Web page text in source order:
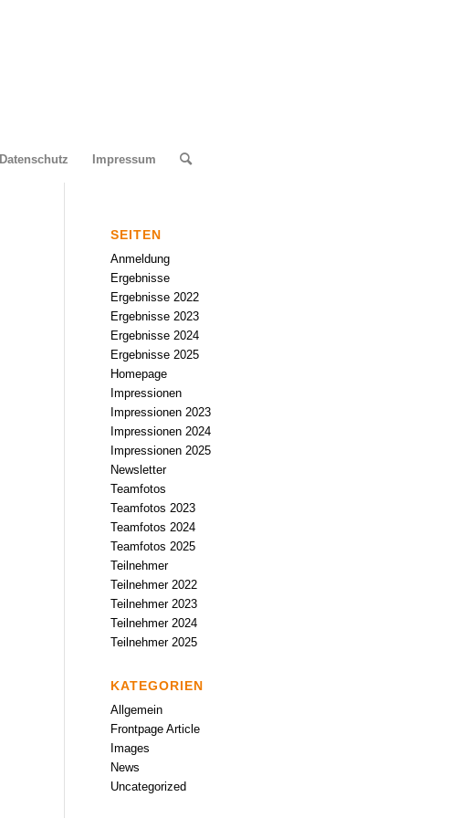
Datenschutz Impressum
SEITEN
Anmeldung
Ergebnisse
Ergebnisse 2022
Ergebnisse 2023
Ergebnisse 2024
Ergebnisse 2025
Homepage
Impressionen
Impressionen 2023
Impressionen 2024
Impressionen 2025
Newsletter
Teamfotos
Teamfotos 2023
Teamfotos 2024
Teamfotos 2025
Teilnehmer
Teilnehmer 2022
Teilnehmer 2023
Teilnehmer 2024
Teilnehmer 2025
KATEGORIEN
Allgemein
Frontpage Article
Images
News
Uncategorized